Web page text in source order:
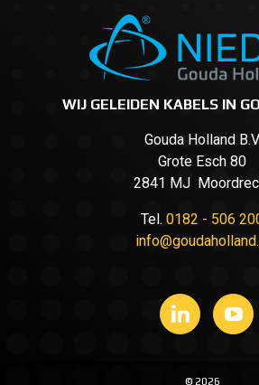
WIJ GELEIDEN KABELS IN
Gouda Holland B.V.
Grote Esch 80
2841 MJ
Tel. 0182 - 506
© 2026